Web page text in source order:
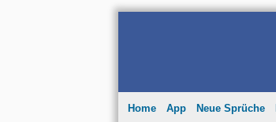
Home App Neue Sprüche